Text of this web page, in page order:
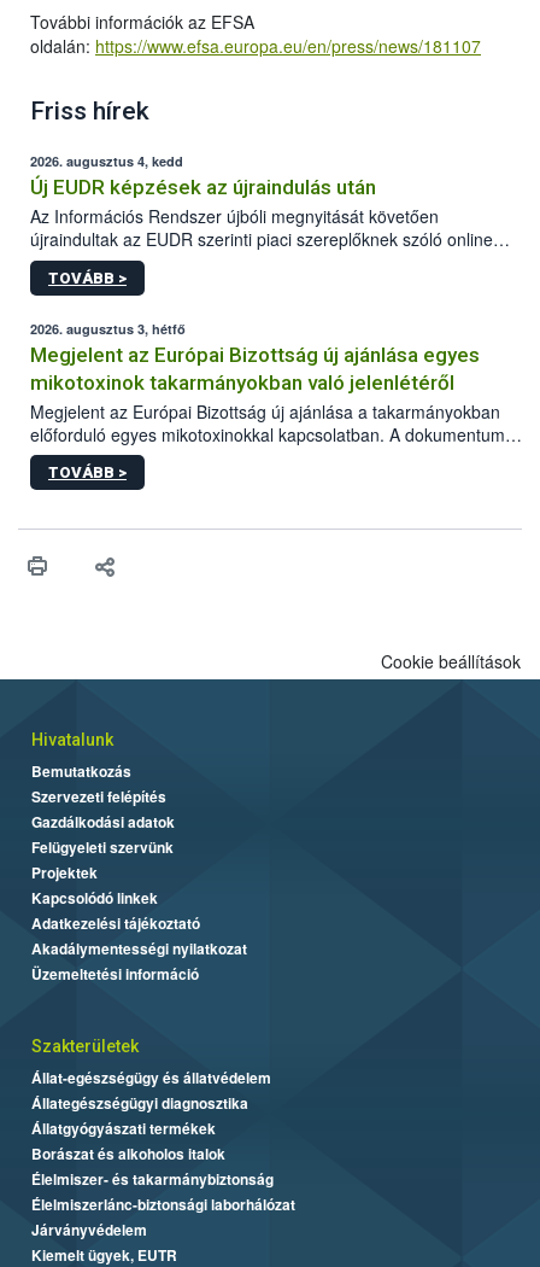
További információk az EFSA
oldalán: https://www.efsa.europa.eu/en/press/news/181107
Friss hírek
2026. augusztus 4, kedd
Új EUDR képzések az újraindulás után
Az Információs Rendszer újbóli megnyitását követően
újraindultak az EUDR szerinti piaci szereplőknek szóló online
képzések.
TOVÁBB >
2026. augusztus 3, hétfő
Megjelent az Európai Bizottság új ajánlása egyes
mikotoxinok takarmányokban való jelenlétéről
Megjelent az Európai Bizottság új ajánlása a takarmányokban
előforduló egyes mikotoxinokkal kapcsolatban. A dokumentum
2027-től új irányértékek alkalmazását írja elő, és a jelenleg
hatályos uniós ajánlások helyébe lép.
TOVÁBB >
Cookie beállítások
Hivatalunk
Bemutatkozás
Szervezeti felépítés
Gazdálkodási adatok
Felügyeleti szervünk
Projektek
Kapcsolódó linkek
Adatkezelési tájékoztató
Akadálymentességi nyilatkozat
Üzemeltetési információ
Szakterületek
Állat-egészségügy és állatvédelem
Állategészségügyi diagnosztika
Állatgyógyászati termékek
Borászat és alkoholos italok
Élelmiszer- és takarmánybiztonság
Élelmiszerlánc-biztonsági laborhálózat
Járványvédelem
Kiemelt ügyek, EUTR